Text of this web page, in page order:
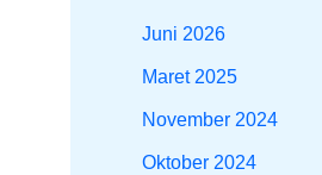
Juni 2026
Maret 2025
November 2024
Oktober 2024